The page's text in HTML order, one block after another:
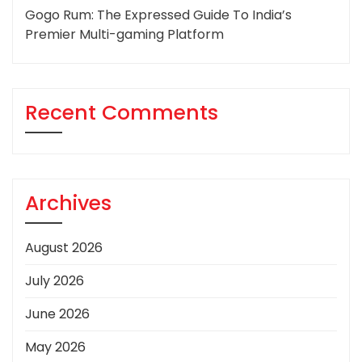
Gogo Rum: The Expressed Guide To India’s
Premier Multi-gaming Platform
Recent Comments
Archives
August 2026
July 2026
June 2026
May 2026